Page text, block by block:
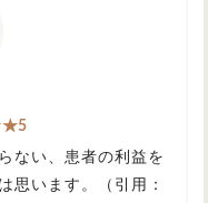
ない、患者の利益を
思います。（引用：